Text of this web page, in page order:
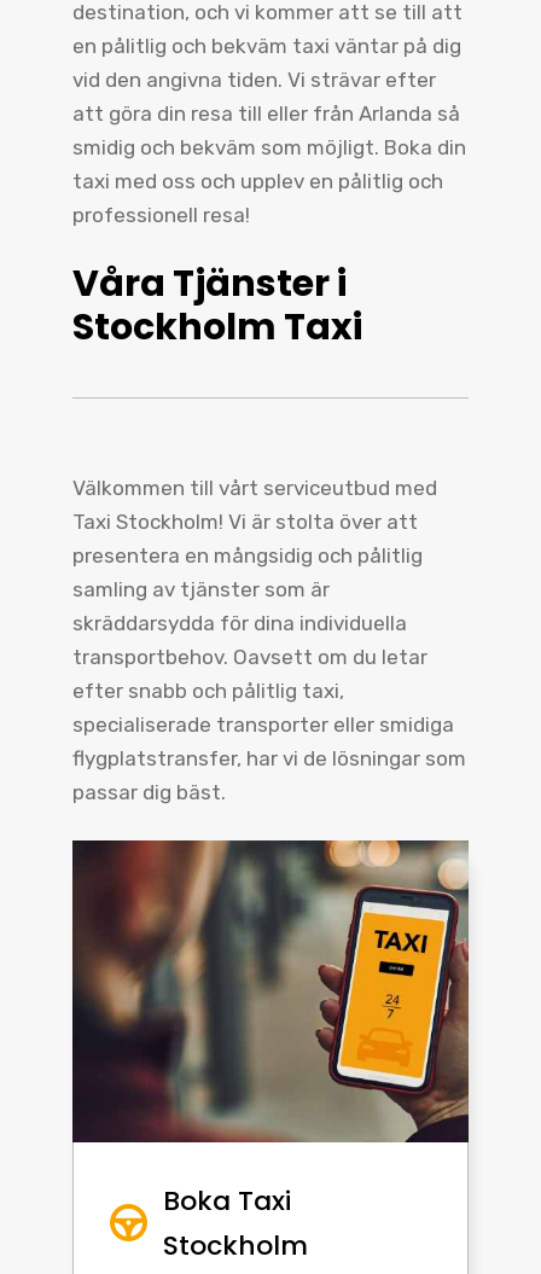
destination, och vi kommer att se till att
en pålitlig och bekväm taxi väntar på dig
vid den angivna tiden. Vi strävar efter
att göra din resa till eller från Arlanda så
smidig och bekväm som möjligt. Boka din
taxi med oss och upplev en pålitlig och
professionell resa!
Våra Tjänster i
Stockholm Taxi
Välkommen till vårt serviceutbud med
Taxi Stockholm! Vi är stolta över att
presentera en mångsidig och pålitlig
samling av tjänster som är
skräddarsydda för dina individuella
transportbehov. Oavsett om du letar
efter snabb och pålitlig taxi,
specialiserade transporter eller smidiga
flygplatstransfer, har vi de lösningar som
passar dig bäst.
Boka Taxi
Stockholm